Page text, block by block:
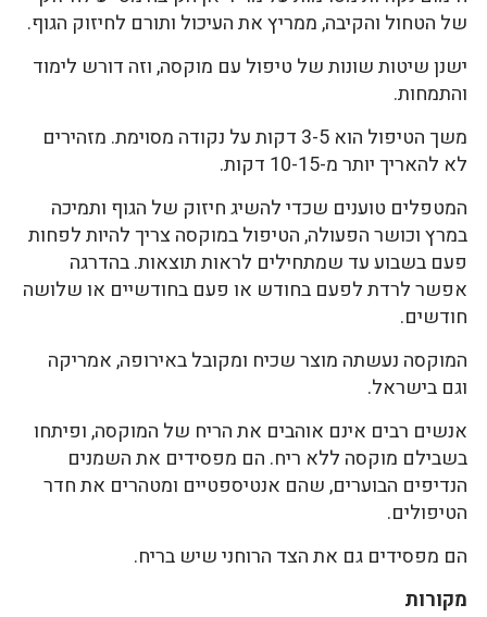
של הטחול והקיבה, ממריץ את העיכול ותורם לחיזוק הגוף.
ישנן שיטות שונות של טיפול עם מוקסה, וזה דורש לימוד
והתמחות.
משך הטיפול הוא 3-5 דקות על נקודה מסוימת. מזהירים
לא להאריך יותר מ-10-15 דקות.
המטפלים טוענים שכדי להשיג חיזוק של הגוף ותמיכה
במרץ וכושר הפעולה, הטיפול במוקסה צריך להיות לפחות
פעם בשבוע עד שמתחילים לראות תוצאות. בהדרגה
אפשר לרדת לפעם בחודש או פעם בחודשיים או שלושה
חודשים.
המוקסה נעשתה מוצר שכיח ומקובל באירופה, אמריקה
וגם בישראל.
אנשים רבים אינם אוהבים את הריח של המוקסה, ופיתחו
בשבילם מוקסה ללא ריח. הם מפסידים את השמנים
הנדיפים הבוערים, שהם אנטיספטיים ומטהרים את חדר
הטיפולים.
הם מפסידים גם את הצד הרוחני שיש בריח.
מקורות